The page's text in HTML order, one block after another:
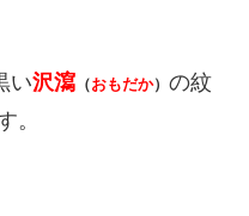
い沢瀉 （おもだか） の紋
。